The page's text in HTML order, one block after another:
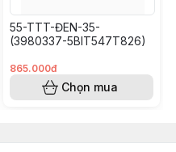
55-TTT-ĐEN-35-
(3980337-5BIT547T826)
865.000đ
Chọn mua